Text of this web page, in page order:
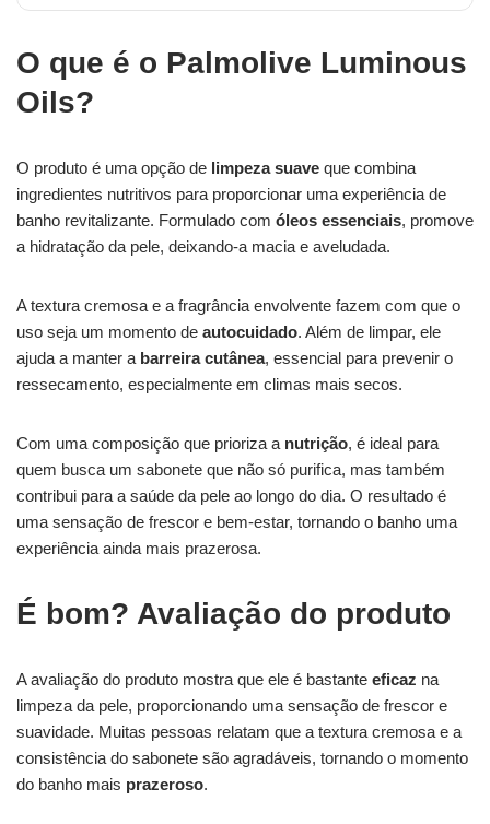
O que é o Palmolive Luminous
Oils?
O produto é uma opção de limpeza suave que combina
ingredientes nutritivos para proporcionar uma experiência de
banho revitalizante. Formulado com óleos essenciais, promove
a hidratação da pele, deixando-a macia e aveludada.
A textura cremosa e a fragrância envolvente fazem com que o
uso seja um momento de autocuidado. Além de limpar, ele
ajuda a manter a barreira cutânea, essencial para prevenir o
ressecamento, especialmente em climas mais secos.
Com uma composição que prioriza a nutrição, é ideal para
quem busca um sabonete que não só purifica, mas também
contribui para a saúde da pele ao longo do dia. O resultado é
uma sensação de frescor e bem-estar, tornando o banho uma
experiência ainda mais prazerosa.
É bom? Avaliação do produto
A avaliação do produto mostra que ele é bastante eficaz na
limpeza da pele, proporcionando uma sensação de frescor e
suavidade. Muitas pessoas relatam que a textura cremosa e a
consistência do sabonete são agradáveis, tornando o momento
do banho mais prazeroso.